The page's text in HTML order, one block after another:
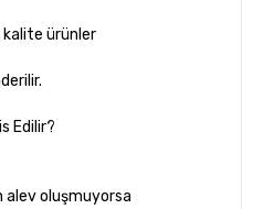
kalite ürünler
Edilir?
alev oluşmuyorsa